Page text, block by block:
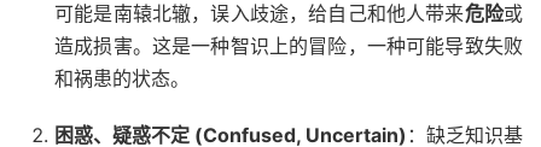
可能是南辕北辙，误入歧途，给自己和他人带来危险或
造成损害。这是一种智识上的冒险，一种可能导致失败
和祸患的状态。
困惑、疑惑不定 (Confused, Uncertain) ：缺乏知识基